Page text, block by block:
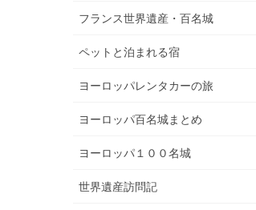
フランス世界遺産・百名城
ペットと泊まれる宿
ヨーロッパレンタカーの旅
ヨーロッパ百名城まとめ
ヨーロッパ１００名城
世界遺産訪問記